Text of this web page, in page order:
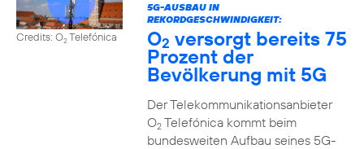
Credits: O2Telefónica
5G-AUSBAU IN
REKORDGESCHWINDIGKEIT:
O2 versorgt bereits 75
Prozent der
Bevölkerung mit 5G
Der Telekommunikationsanbieter
O2Telefónica kommt beim
bundesweiten Aufbau seines 5G-